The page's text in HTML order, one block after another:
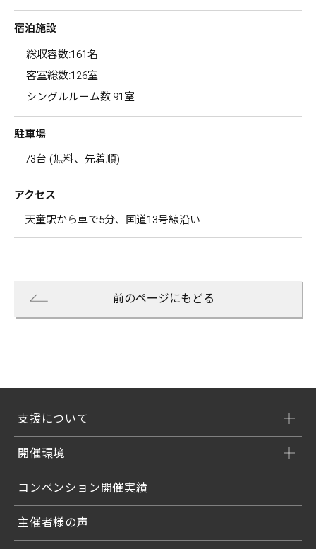
宿泊施設
総収容数:161名
客室総数:126室
シングルルーム数:91室
駐車場
73台 (無料、先着順)
アクセス
天童駅から車で5分、国道13号線沿い
前のページにもどる
支援について
開催環境
コンベンション開催実績
主催者様の声